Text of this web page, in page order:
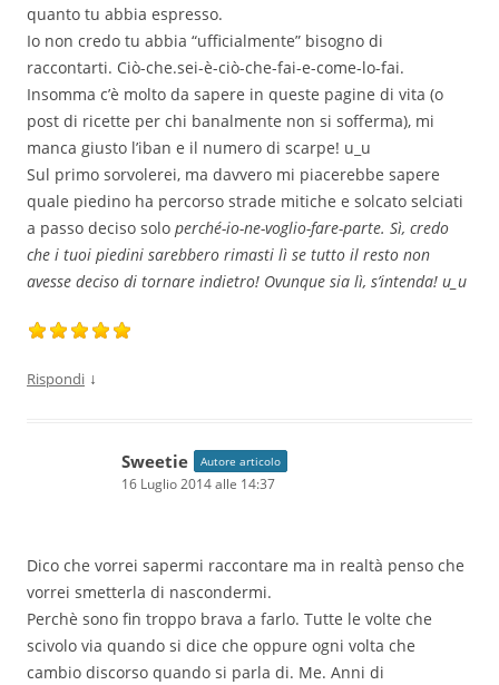
quanto tu abbia espresso.
Io non credo tu abbia “ufficialmente” bisogno di
raccontarti. Ciò-che.sei-è-ciò-che-fai-e-come-lo-fai.
Insomma c’è molto da sapere in queste pagine di vita (o
post di ricette per chi banalmente non si sofferma), mi
manca giusto l’iban e il numero di scarpe! u_u
Sul primo sorvolerei, ma davvero mi piacerebbe sapere
quale piedino ha percorso strade mitiche e solcato selciati
a passo deciso solo perché-io-ne-voglio-fare-parte. Sì, credo
che i tuoi piedini sarebbero rimasti lì se tutto il resto non
avesse deciso di tornare indietro! Ovunque sia lì, s’intenda! u_u
Rispondi ↓
Sweetie Autore articolo
16 Luglio 2014 alle 14:37
Dico che vorrei sapermi raccontare ma in realtà penso che
vorrei smetterla di nascondermi.
Perchè sono fin troppo brava a farlo. Tutte le volte che
scivolo via quando si dice che oppure ogni volta che
cambio discorso quando si parla di. Me. Anni di